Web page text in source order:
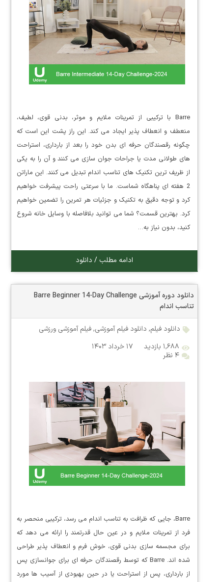
Barre با ترکیبی از تمرینات ملایم و موثر، بدنی قوی، لطیف،
منعطف و انعطاف پذیر ایجاد می کند. این راز پشت این است که
چگونه رقصندگان حرفه ای بدن خود را بعد از بارداری، استراحت
های طولانی مدت یا جراحات جوان سازی می کنند و آن را به یکی
از ظریف ترین تکنیک های تناسب اندام تبدیل می کنند. این ماراتن
2 هفته ای پناهگاه شماست. ما با سرعتی راحت پیشرفت خواهیم
کرد و توجه دقیق به تکنیک و جزئیات هر تمرین را تضمین خواهیم
کرد. بهترین قسمت؟ شما می توانید بلافاصله با وسایل خانه شروع
کنید، بدون نیاز به…
ادامه مطلب / دانلود
دانلود دوره آموزشی Barre Beginner 14-Day Challenge
تناسب اندام
دانلود فیلم, دانلود فیلم آموزشی,فیلم آموزشی ورزشی
۱,۶۸۸ بازدید
۱۷ خرداد ۱۴۰۳
۴ نظر
Barre، جایی که ظرافت به تناسب اندام می رسد، ترکیبی منحصر به
فرد از تمرینات ملایم و در عین حال قدرتمند را ارائه می دهد که
برای مجسمه سازی بدنی قوی، خوش فرم و انعطاف پذیر طراحی
شده اند. Barre که توسط رقصندگان حرفه ای برای جوانسازی پس
از بارداری، پس از استراحت یا در حین بهبودی از آسیب ها مورد